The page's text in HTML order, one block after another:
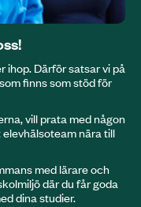
ihop. Därför satsar vi på
finns som stöd för
vill prata med någon
nära till
med lärare och
där du får goda
dina studier.